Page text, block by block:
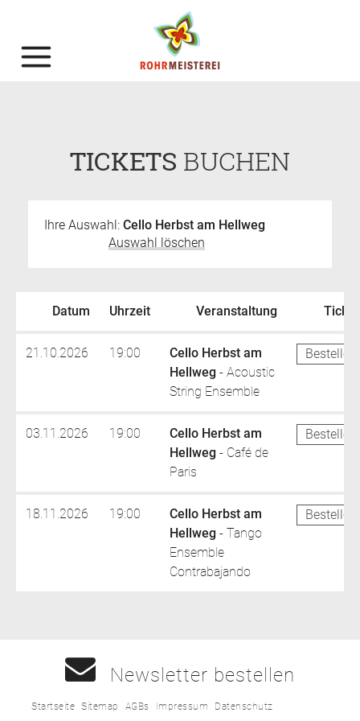
TICKETS BUCHEN
Ihre Auswahl: Cello Herbst am Hellweg
Auswahl löschen
Datum Uhrzeit Veranstaltung
21.10.2026 19:00
Cello Herbst am
Hellweg - Acoustic
String Ensemble
Bestellen
03.11.2026 19:00
Cello Herbst am
Hellweg - Café de
Paris
Bestellen
18.11.2026 19:00
Cello Herbst am
Hellweg - Tango
Ensemble
Contrabajando
Bestellen
Newsletter bestellen
Startseite Sitemap AGBs Impressum Datenschutz